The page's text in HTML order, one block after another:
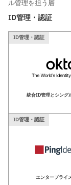
ル管理を担う層
ID管理・認証
ID管理・認証
統合ID管理とシング
ID管理・認証
エンタープライ